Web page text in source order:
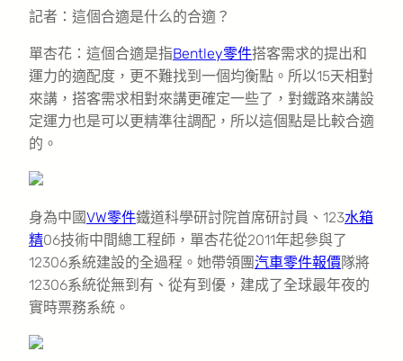
記者：這個合適是什么的合適？
單杏花：這個合適是指Bentley零件搭客需求的提出和
運力的適配度，更不難找到一個均衡點。所以15天相對
來講，搭客需求相對來講更確定一些了，對鐵路來講設
定運力也是可以更精準往調配，所以這個點是比較合適
的。
身為中國VW零件鐵道科學研討院首席研討員、123水箱
精06技術中間總工程師，單杏花從2011年起參與了
12306系統建設的全過程。她帶領團汽車零件報價隊將
12306系統從無到有、從有到優，建成了全球最年夜的
實時票務系統。